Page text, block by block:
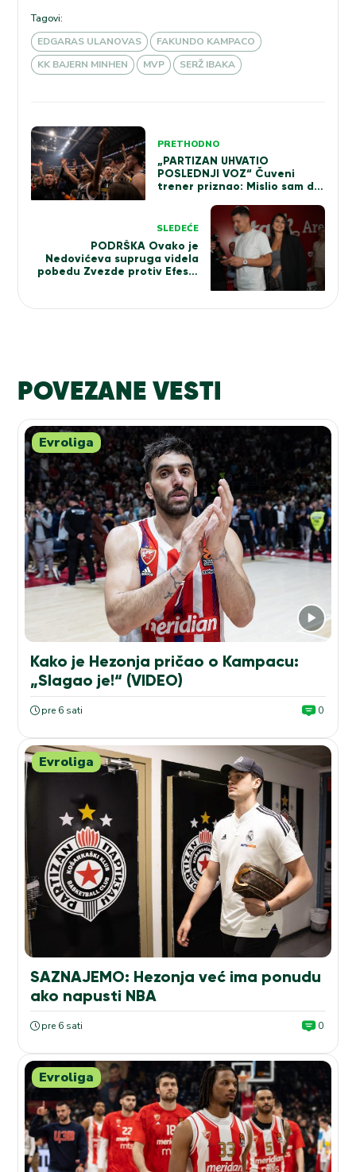
Tagovi:
EDGARAS ULANOVAS
FAKUNDO KAMPACO
KK BAJERN MINHEN
MVP SERŽ IBAKA
Kretanje
članka
PRETHODNO
„PARTIZAN UHVATIO
POSLEDNJI VOZ“ Čuveni
trener priznao: Mislio sam da
SLEDEĆE
PODRŠKA Ovako je
Nedovićeva supruga videla
pobedu Zvezde protiv Efesa!
POVEZANE VESTI
Evroliga
Kako je Hezonja pričao o Kampacu:
„Slagao je!“ (VIDEO)
pre 6 sati 0
Evroliga
SAZNAJEMO: Hezonja već ima ponudu
ako napusti NBA
pre 6 sati 0
Evroliga